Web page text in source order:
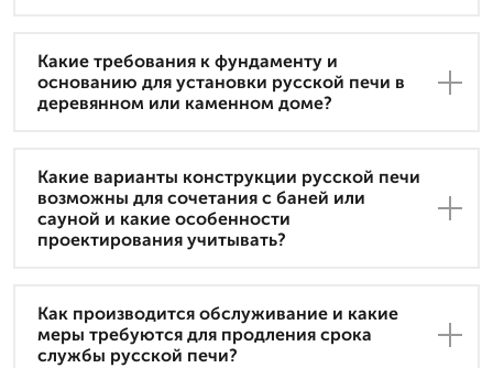
Какие требования к фундаменту и
основанию для установки русской печи в
деревянном или каменном доме?
Какие варианты конструкции русской печи
возможны для сочетания с баней или
сауной и какие особенности
проектирования учитывать?
Как производится обслуживание и какие
меры требуются для продления срока
службы русской печи?